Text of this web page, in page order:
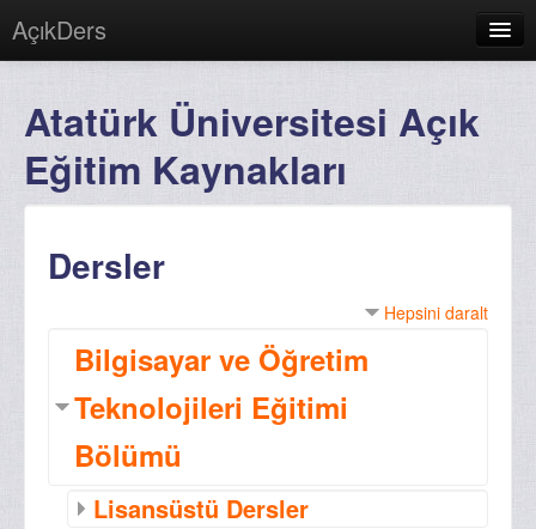
AçıkDers
Giriş yapmadınız. (Giriş yap)
Atatürk Üniversitesi Açık
Eğitim Kaynakları
Dersler
Hepsini daralt
Bilgisayar ve Öğretim
Teknolojileri Eğitimi
Bölümü
Lisansüstü Dersler